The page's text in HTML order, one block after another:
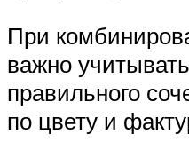
При
важно
правильного
по цвету и